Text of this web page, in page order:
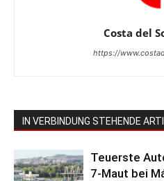
Costa del
https://
IN VERBINDUNG STEHENDE
Teuerste
7-Maut bei